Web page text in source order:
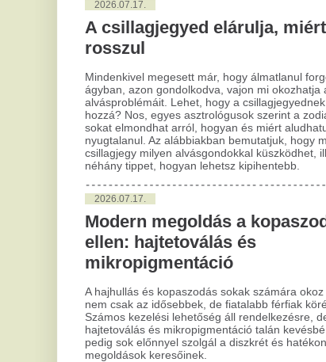
hajtetoválás és mikropigmentáció talán kevésbé ismert,
pedig sok előnnyel szolgál a diszkrét és hatékony
megoldások keresőinek.
Szerelmi jóslás: bölcs útmutató a
szív útvesztőjében
A romantika sokak számára az élet egyik legfontosabb
része. Ha valaki igazán fontos lesz neked, vagy a jövőt
illetően hezitálsz, válaszokat kereshetsz. Ebben segíthet a
szerelmi jóslás, ami egyfajta útmutatóként szolgálhat.
Viszont mielőtt belemerülnél a jövendölések világába, fontos
megérteni, miért vonzódsz ehhez, és hogyan használhatod
ezt okosan.
A rovat további cikkei »
Az elektromos rollerek
veszélyesebbek a motoroknál
és a kerékpároknál, állítja egy
friss brit tanulmány